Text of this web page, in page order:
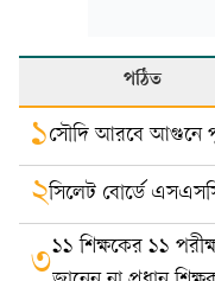
পঠিত
১সৌদি আরবে আগুনে
২সিলেট বোর্ডে
৩১১ শিক্ষকের ১১